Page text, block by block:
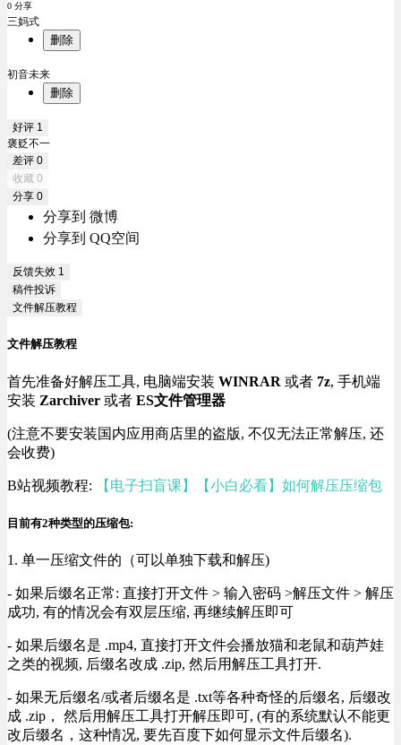
0 分享
三妈式
删除
初音未来
删除
好评 1
褒贬不一
差评 0
收藏 0
分享 0
分享到 微博
分享到 QQ空间
反馈失效 1
稿件投诉
文件解压教程
文件解压教程
首先准备好解压工具, 电脑端安装 WINRAR 或者 7z, 手机端
安装 Zarchiver 或者 ES文件管理器
(注意不要安装国内应用商店里的盗版, 不仅无法正常解压, 还
会收费)
B站视频教程: 【电子扫盲课】【小白必看】如何解压压缩包
目前有2种类型的压缩包:
1. 单一压缩文件的（可以单独下载和解压)
- 如果后缀名正常: 直接打开文件 > 输入密码 >解压文件 > 解压
成功, 有的情况会有双层压缩, 再继续解压即可
- 如果后缀名是 .mp4, 直接打开文件会播放猫和老鼠和葫芦娃
之类的视频, 后缀名改成 .zip, 然后用解压工具打开.
- 如果无后缀名/或者后缀名是 .txt等各种奇怪的后缀名, 后缀改
成 .zip， 然后用解压工具打开解压即可, (有的系统默认不能更
改后缀名，这种情况, 要先百度下如何显示文件后缀名).